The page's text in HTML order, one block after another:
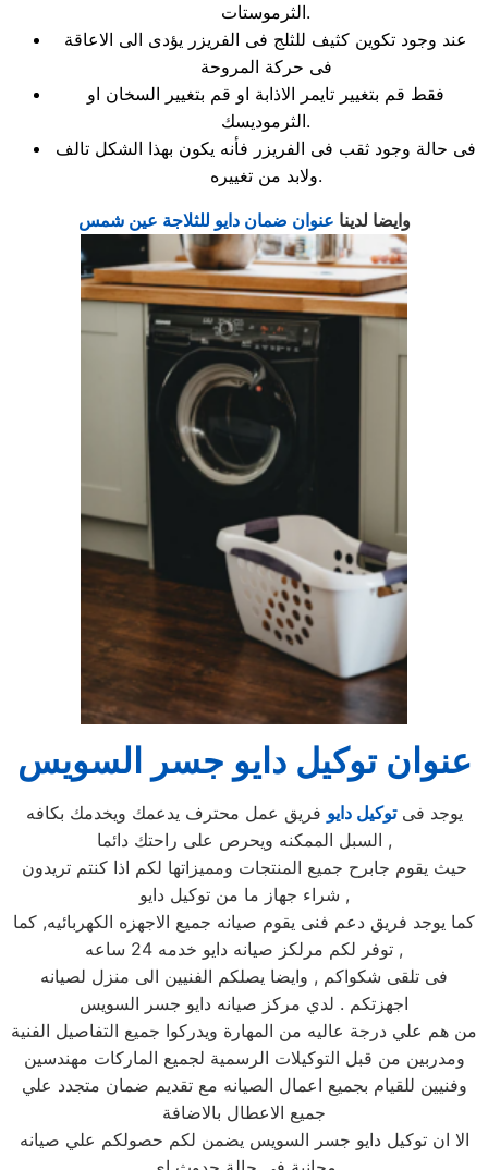
الثرموستات.
عند وجود تكوين كثيف للثلج فى الفريزر يؤدى الى الاعاقة
فى حركة المروحة
فقط قم بتغيير تايمر الاذابة او قم بتغيير السخان او
الثرموديسك.
فى حالة وجود ثقب فى الفريزر فأنه يكون بهذا الشكل تالف
ولابد من تغييره.
وايضا لدينا عنوان ضمان دايو للثلاجة عين شمس
عنوان توكيل دايو جسر السويس
يوجد فىتوكيل دايو فريق عمل محترف يدعمك ويخدمك بكافه
السبل الممكنه ويحرص على راحتك دائما ,
حيث يقوم جابرح جميع المنتجات ومميزاتها لكم اذا كنتم تريدون
شراء جهاز ما من توكيل دايو ,
كما يوجد فريق دعم فنى يقوم صيانه جميع الاجهزه الكهربائيه, كما
توفر لكم مرلكز صيانه دايو خدمه 24 ساعه ,
فى تلقى شكواكم , وايضا يصلكم الفنيين الى منزل لصيانه
اجهزتكم . لدي مركز صيانه دايو جسر السويس
من هم علي درجة عاليه من المهارة ويدركوا جميع التفاصيل الفنية
ومدربين من قبل التوكيلات الرسمية لجميع الماركات مهندسين
وفنيين للقيام بجميع اعمال الصيانه مع تقديم ضمان متجدد علي
جميع الاعطال بالاضافة
الا ان توكيل دايو جسر السويس يضمن لكم حصولكم علي صيانه